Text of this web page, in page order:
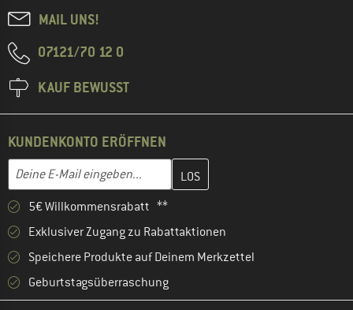
MAIL UNS!
07121/70 12 0
KAUF BEWUSST
KUNDENKONTO ERÖFFNEN
E-Mail-Adresse
Gib hier deine E-Mail-Adresse ein und erstelle im nächsten
5€ Willkommensrabatt **
Exklusiver Zugang zu Rabattaktionen
Speichere Produkte auf Deinem Merkzettel
Geburtstagsüberraschung